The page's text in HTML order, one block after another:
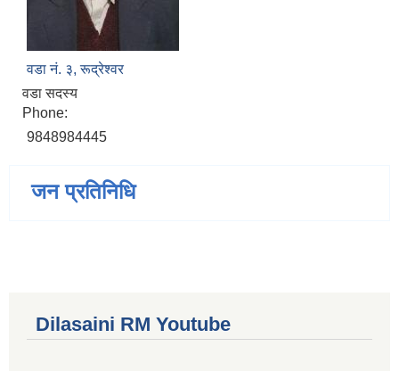
वडा नं. ३, रूद्रेश्वर
वडा सदस्य
Phone:
9848984445
जन प्रतिनिधि
Dilasaini RM Youtube